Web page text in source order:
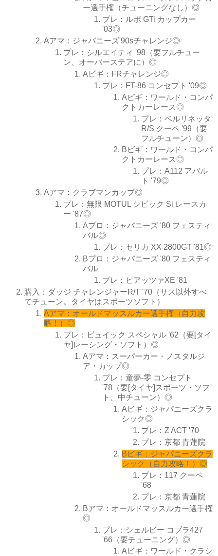
ー選手権（チューニングなし）◎
プレ：ルポ GTi カップカー
'03◎
Aアマ：ジャパニーズ'90sチャレンジ◎
プレ：シルエイティ '98（要フルチュー
ン、オーバーステアに）◎
Aビギ：FRチャレンジ◎
プレ：FT-86 コンセプト '09◎
Aビギ：ワールド・コンパ
クトカーレース◎
プレ：ベルリネッタ
R/S クーペ '99（要
フルチューン）◎
Bビギ：ワールド・コンパ
クトカーレース◎
プレ：A112 アバル
ト '79◎
Aアマ：クラブマンカップ◎
プレ：無限 MOTUL シビック Si レースカ
ー '87◎
Aプロ：ジャパニーズ '80 フェスティ
バル◎
プレ：セリカ XX 2800GT '81◎
Bプロ：ジャパニーズ '80 フェスティ
バル
プレ：ピアッツァXE '81
購入：ダッジ チャレンジャーR/T '70（サス以外すべ
てチューン。タイヤはスポーツソフト）
Aアマ：オールドマッスルカー選手権（自力攻
略！）◎
プレ：ビュイック スペシャル '62（要[タイ
ヤ]レーシング・ソフト）◎
Aアマ：スーパーカー・ノスタルジ
ア・カップ◎
プレ：童夢-零 コンセプト
'78（要[タイヤ]スポーツ・ソフ
ト、中チューン）◎
Aビギ：ジャパニーズクラ
シック◎
プレ：Z ACT '70
プレ：京都 青蓮院
Bビギ：ジャパニーズクラ
シック（自力攻略！）◎
プレ：117 クーペ
'68
プレ：京都 青蓮院
Bアマ：オールドマッスルカー選手権
◎
プレ：シェルビー コブラ427
'66（要チューニング）◎
Aビギ：ワールド・クラシ